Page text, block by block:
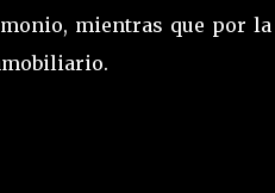
mientras que por la